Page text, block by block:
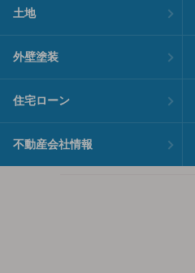
土地
外壁塗装
住宅ローン
不動産会社情報